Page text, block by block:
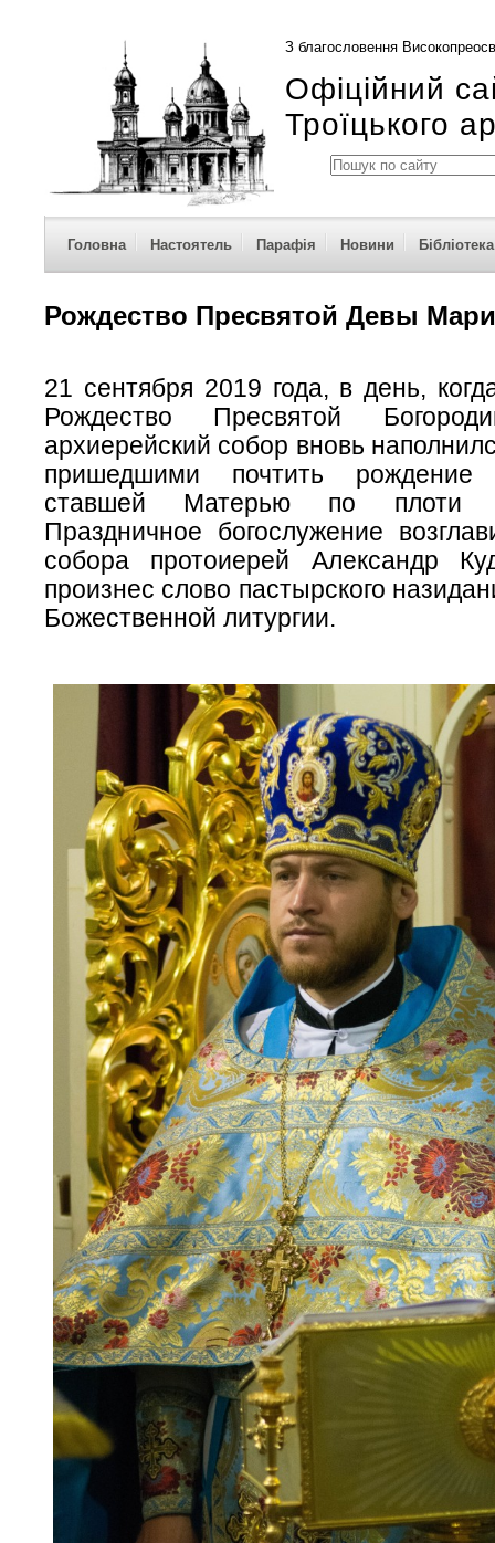
З благословення
Офіційний
Троїцького
Головна Настоятель Парафія Новини Бібліотека
Рождество Пресвятой Девы
21 сентября 2019 года, в день,
Рождество Пресвятой
архиерейский собор вновь
пришедшими почтить
ставшей Матерью по плоти
Праздничное богослужение
собора протоиерей Александр
произнес слово пастырского
Божественной литургии.